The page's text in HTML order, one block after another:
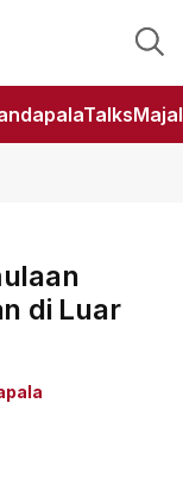
di Luar